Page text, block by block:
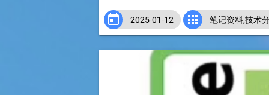
 2025-01-12  笔记资料,技术